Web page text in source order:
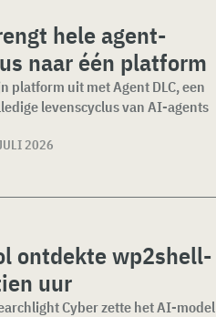
hele agent-
naar één platform
platform uit met Agent DLC, een
levenscyclus van AI-agents
2026
ontdekte wp2shell-
uur
Cyber zette het AI-model